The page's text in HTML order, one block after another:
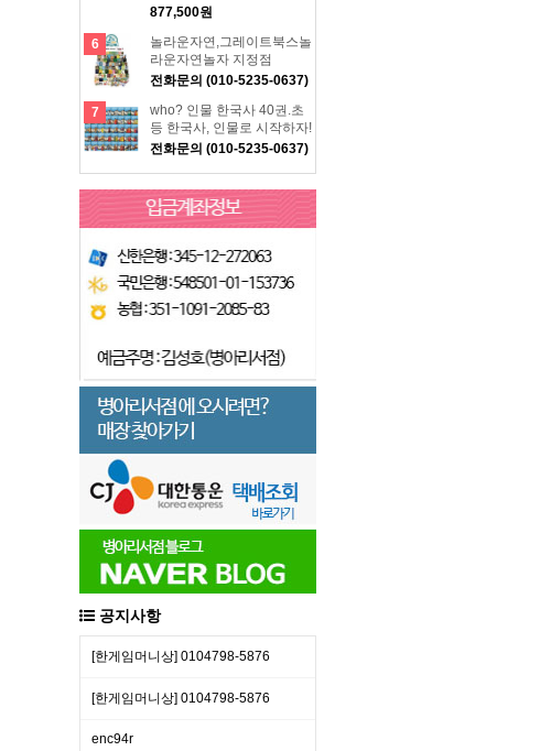
877,500원
6
놀라운자연,그레이트북스놀
라운자연놀자 지정점
전화문의 (010-5235-0637)
7
who? 인물 한국사 40권.초
등 한국사, 인물로 시작하자!
전화문의 (010-5235-0637)
공지사항
[한​게임​머니​상] 01​04​79​8-​58​76
[한​게임​머니​상] 01​04​79​8-​58​76
enc94r